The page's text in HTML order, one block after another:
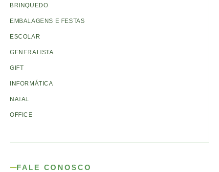
BRINQUEDO
EMBALAGENS E FESTAS
ESCOLAR
GENERALISTA
GIFT
INFORMÁTICA
NATAL
OFFICE
FALE CONOSCO